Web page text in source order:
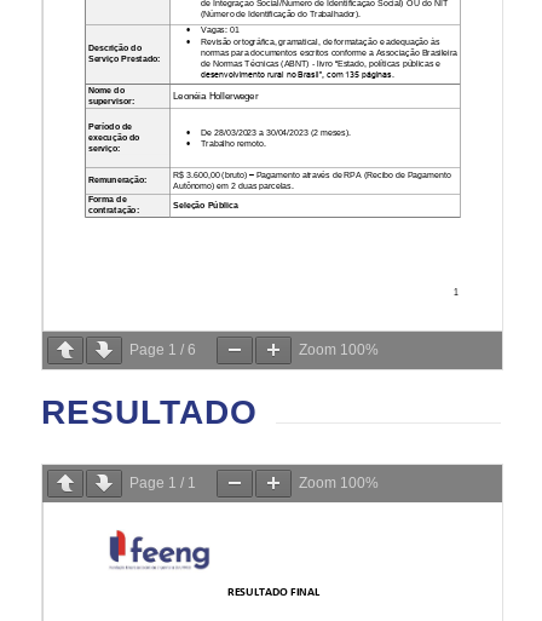
Page 1 / 6 Zoom 100%
RESULTADO
Page 1 / 1 Zoom 100%